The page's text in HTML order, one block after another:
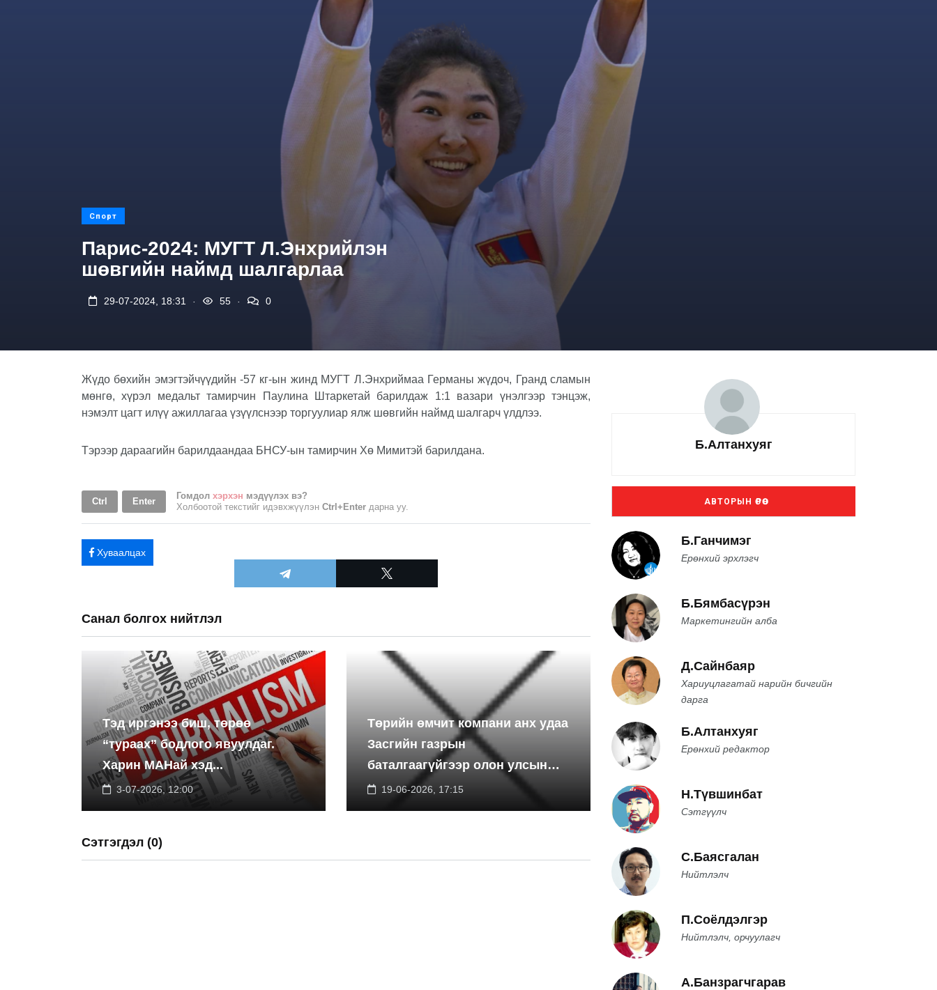
Спорт
Парис-2024: МУГТ Л.Энхрийлэн
шөвгийн наймд шалгарлаа
29-07-2024, 18:31 55 0
Жүдо бөхийн эмэгтэйчүүдийн -57 кг-ын жинд МУГТ Л.Энхриймаа Германы жүдоч, Гранд сламын
мөнгө, хүрэл медальт тамирчин Паулина Штаркетай барилдаж 1:1 вазари үнэлгээр тэнцэж,
нэмэлт цагт илүү ажиллагаа үзүүлснээр торгуулиар ялж шөвгийн наймд шалгарч үлдлээ.
Тэрээр дараагийн барилдаандаа БНСУ-ын тамирчин Хө Мимитэй барилдана.
Ctrl Enter
Гомдол хэрхэн мэдүүлэх вэ?
Холбоотой текстийг идэвхжүүлэн Ctrl+Enter дарна уу.
Хуваалцах
Санал болгох нийтлэл
Тэд иргэнээ биш, төрөө
“тураах” бодлого явуулдаг.
Харин МАНай хэд...
3-07-2026, 12:00
Төрийн өмчит компани анх удаа
Засгийн газрын
баталгаагүйгээр олон улсын
экспортын зээлийн санхүүжилт
19-06-2026, 17:15
Сэтгэгдэл (0)
Б.Алтанхуяг
АВТОРЫН ӨРӨӨ
Б.Ганчимэг
Ерөнхий эрхлэгч
Б.Бямбасүрэн
Маркетингийн алба
Д.Сайнбаяр
Хариуцлагатай нарийн бичгийн
дарга
Б.Алтанхуяг
Ерөнхий редактор
Н.Түвшинбат
Сэтгүүлч
С.Баясгалан
Нийтлэлч
П.Соёлдэлгэр
Нийтлэлч, орчуулагч
А.Банзрагчгарав